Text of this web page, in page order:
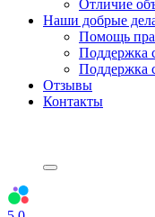
Отличие
Наши добрые
Помощь
Поддержка
Поддержка
Отзывы
Контакты